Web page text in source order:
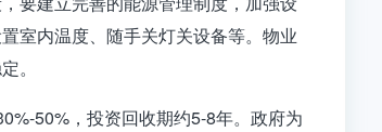
室内温度、随手关灯关设备等。物业
。
50%，投资回收期约5-8年。政府为